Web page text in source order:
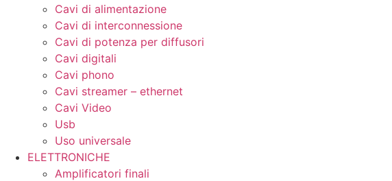
Cavi di alimentazione
Cavi di interconnessione
Cavi di potenza per diffusori
Cavi digitali
Cavi phono
Cavi streamer – ethernet
Cavi Video
Usb
Uso universale
ELETTRONICHE
Amplificatori finali